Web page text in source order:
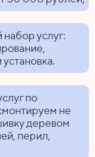
услуг:
установка.
по
не
деревом
перил,